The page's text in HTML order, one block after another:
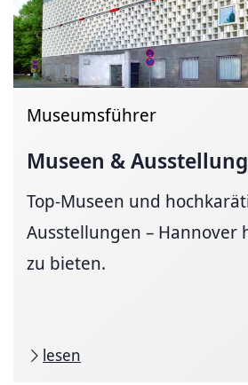
Museumsführer
Museen &
Top-Museen und
Ausstellungen – Hannover
zu bieten.
lesen